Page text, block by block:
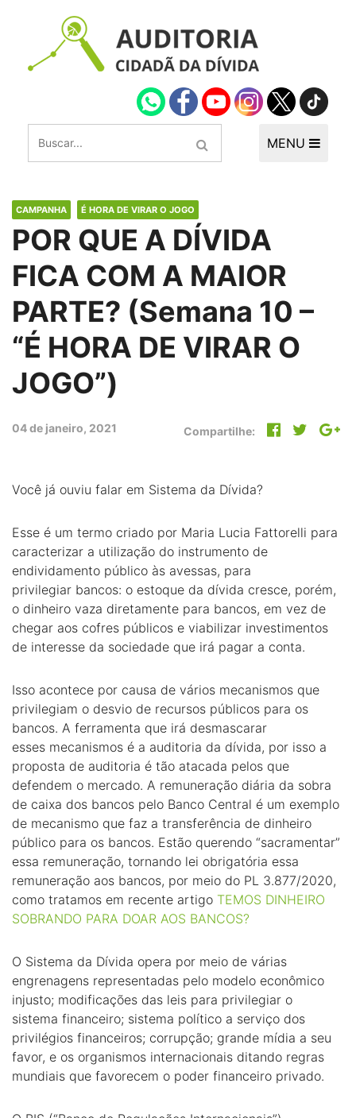
MENU
CAMPANHA É HORA DE VIRAR O JOGO
POR QUE A DÍVIDA
FICA COM A MAIOR
PARTE? (Semana 10 –
“É HORA DE VIRAR O
JOGO”)
04 de janeiro, 2021 Compartilhe:
Você já ouviu falar em Sistema da Dívida?
Esse é um termo criado por Maria Lucia Fattorelli para
caracterizar a utilização do instrumento de
endividamento público às avessas, para
privilegiar bancos: o estoque da dívida cresce, porém,
o dinheiro vaza diretamente para bancos, em vez de
chegar aos cofres públicos e viabilizar investimentos
de interesse da sociedade que irá pagar a conta.
Isso acontece por causa de vários mecanismos que
privilegiam o desvio de recursos públicos para os
bancos. A ferramenta que irá desmascarar
esses mecanismos é a auditoria da dívida, por isso a
proposta de auditoria é tão atacada pelos que
defendem o mercado. A remuneração diária da sobra
de caixa dos bancos pelo Banco Central é um exemplo
de mecanismo que faz a transferência de dinheiro
público para os bancos. Estão querendo “sacramentar”
essa remuneração, tornando lei obrigatória essa
remuneração aos bancos, por meio do PL 3.877/2020,
como tratamos em recente artigo TEMOS DINHEIRO
SOBRANDO PARA DOAR AOS BANCOS?
O Sistema da Dívida opera por meio de várias
engrenagens representadas pelo modelo econômico
injusto; modificações das leis para privilegiar o
sistema financeiro; sistema político a serviço dos
privilégios financeiros; corrupção; grande mídia a seu
favor, e os organismos internacionais ditando regras
mundiais que favorecem o poder financeiro privado.